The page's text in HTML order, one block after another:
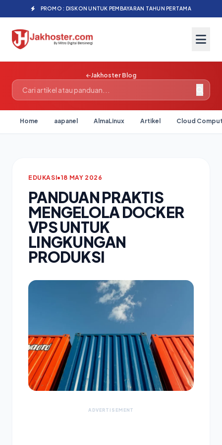
PROMO : DISKON UNTUK PEMBAYARAN TAHUN PERTAMA
Jakhoster Blog
Home aapanel AlmaLinux Artikel Cloud
EDUKASI•18 MAY 2026
PANDUAN PRAKTIS
MENGELOLA DOCKER
VPS UNTUK
LINGKUNGAN
PRODUKSI
ADVERTISEMENT